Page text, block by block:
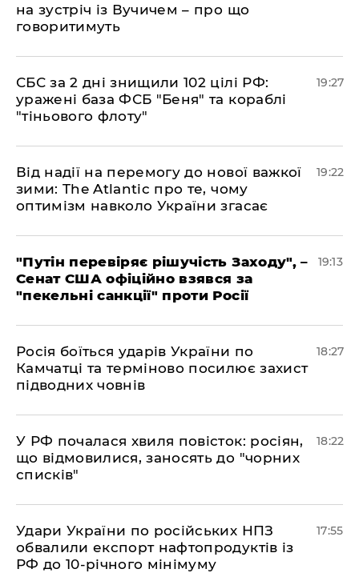
на зустріч із Вучичем – про що
говоритимуть
​СБС за 2 дні знищили 102 цілі РФ:
уражені база ФСБ "Беня" та кораблі
"тіньового флоту"
19:27
​Від надії на перемогу до нової важкої
зими: The Atlantic про те, чому
оптимізм навколо України згасає
19:22
​"Путін перевіряє рішучість Заходу", –
Сенат США офіційно взявся за
"пекельні санкції" проти Росії
19:13
​Росія боїться ударів України по
Камчатці та терміново посилює захист
підводних човнів
18:27
​У РФ почалася хвиля повісток: росіян,
що відмовилися, заносять до "чорних
списків"
18:22
​Удари України по російських НПЗ
обвалили експорт нафтопродуктів із
РФ до 10-річного мінімуму
17:55